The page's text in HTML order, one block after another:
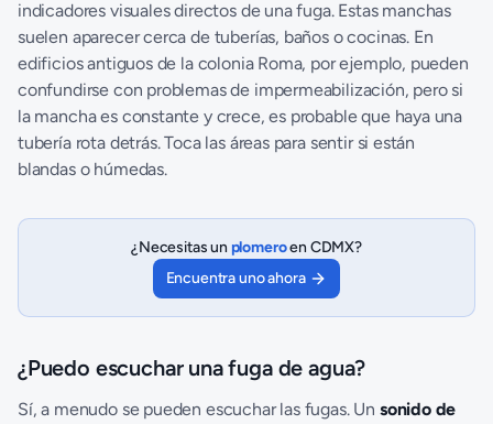
indicadores visuales directos de una fuga. Estas manchas
suelen aparecer cerca de tuberías, baños o cocinas. En
edificios antiguos de la colonia Roma, por ejemplo, pueden
confundirse con problemas de impermeabilización, pero si
la mancha es constante y crece, es probable que haya una
tubería rota detrás. Toca las áreas para sentir si están
blandas o húmedas.
¿Necesitas un plomeroen CDMX?
Encuentra uno ahora
¿Puedo escuchar una fuga de agua?
Sí, a menudo se pueden escuchar las fugas. Un sonido de